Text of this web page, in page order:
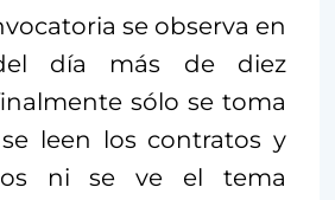
se observa en
día más de diez
sólo se toma
leen los contratos y
ni se ve el tema